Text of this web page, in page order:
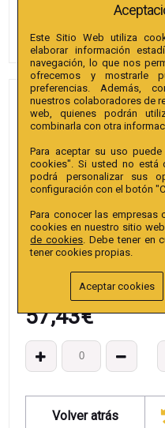
PUNTAS
25MM 1/4" EXTRA
Referencia:240036
Colección:Punta T.Wing
EAN13:
57,43€
Volver atrás
Este Sitio Web utiliza
elaborar información
navegación, lo que nos
ofrecemos y mostrarle
preferencias. Además,
nuestros colaboradores de
web, quienes podrán
combinarla con otra
Para aceptar su uso
cookies". Si usted no está
podrá personalizar sus
configuración con el botón
Para conocer las empresas
cookies en nuestro sitio
de cookies . Debe tener en
tener cookies propias.
Aceptar cookies